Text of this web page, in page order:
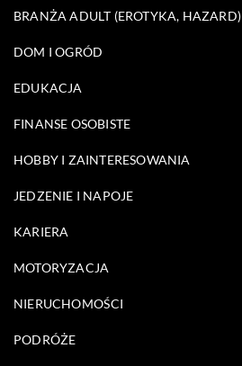
BRANŻA ADULT (EROTYKA, HAZARD)
DOM I OGRÓD
EDUKACJA
FINANSE OSOBISTE
HOBBY I ZAINTERESOWANIA
JEDZENIE I NAPOJE
KARIERA
MOTORYZACJA
NIERUCHOMOŚCI
PODRÓŻE